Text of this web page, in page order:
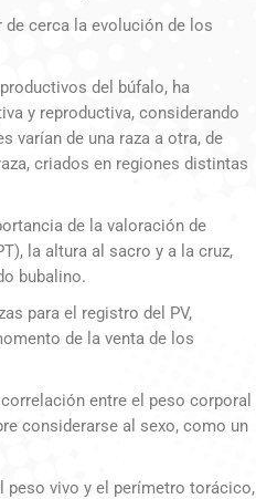
cerca la evolución de los
del búfalo, ha
y reproductiva, considerando
varían de una raza a otra, de
criados en regiones distintas
de la valoración de
la altura al sacro y a la cruz,
bubalino.
para el registro del PV,
de la venta de los
entre el peso corporal
considerarse al sexo, como un
peso vivo y el perímetro torácico,